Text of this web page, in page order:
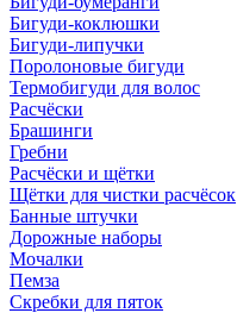
Бигуди-коклюшки
Бигуди-липучки
Поролоновые бигуди
Термобигуди для волос
Расчёски
Брашинги
Гребни
Расчёски и щётки
Щётки для чистки расчёсок
Банные штучки
Дорожные наборы
Мочалки
Пемза
Скребки для пяток